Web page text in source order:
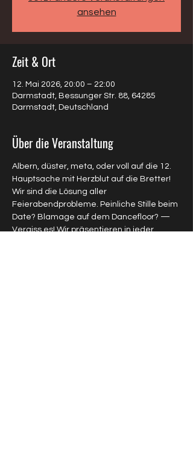
ansehen
Zeit & Ort
12. Mai 2026, 20:00 – 22:00
Darmstadt, Bessunger Str. 88, 64285
Darmstadt, Deutschland
Über die Veranstaltung
Albern, düster, meta, oder voll auf die 12.
Hauptsache mit Herzblut auf die Bretter!
Wir sind die Lösung aller
Feierabendprobleme. Peinliche Stille beim
Date? Blamage auf dem Dancefloor? —
Vergiss es! Wir präsentieren in jeder